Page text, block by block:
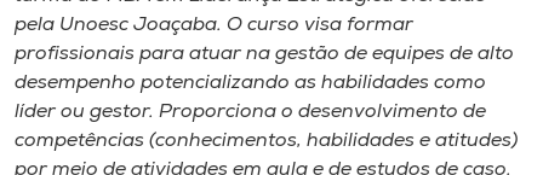
Editora
Rádio
pela Unoesc Joaçaba. O curso visa formar
profissionais para atuar na gestão de equipes de alto
desempenho potencializando as habilidades como
líder ou gestor. Proporciona o desenvolvimento de
competências (conhecimentos, habilidades e atitudes)
por meio de atividades em aula e de estudos de caso.